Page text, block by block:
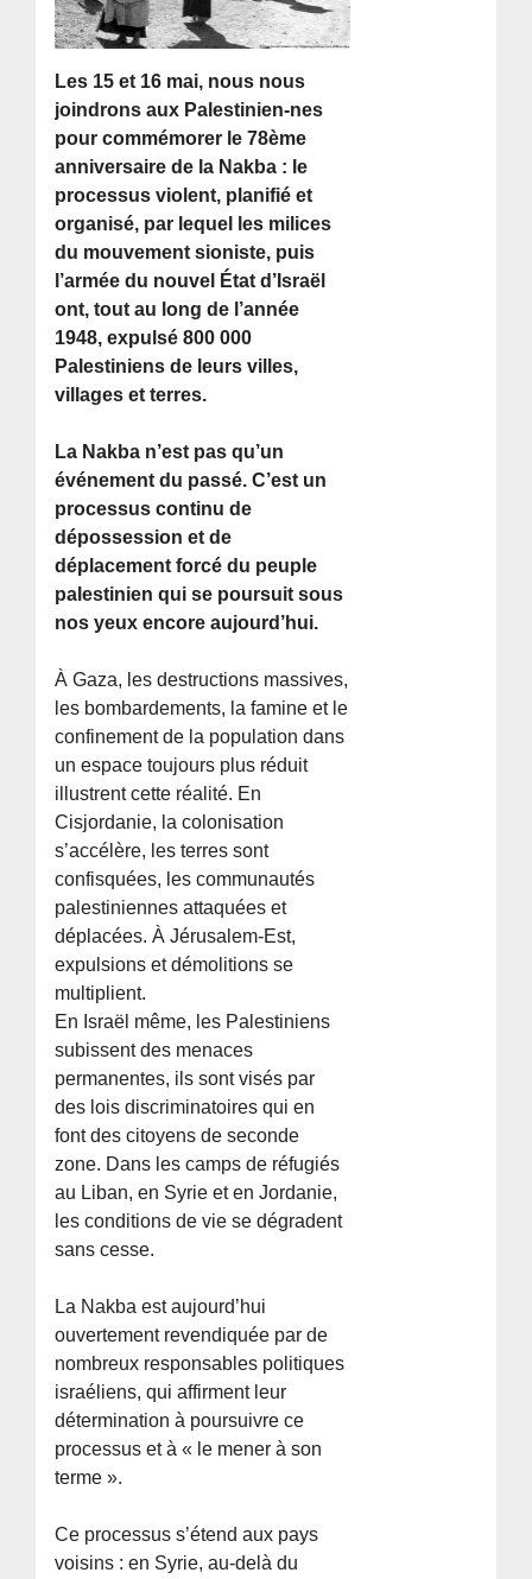
Les 15 et 16 mai, nous nous
joindrons aux Palestinien-nes
pour commémorer le 78ème
anniversaire de la Nakba : le
processus violent, planifié et
organisé, par lequel les milices
du mouvement sioniste, puis
l’armée du nouvel État d’Israël
ont, tout au long de l’année
1948, expulsé 800 000
Palestiniens de leurs villes,
villages et terres.
La Nakba n’est pas qu’un
événement du passé. C’est un
processus continu de
dépossession et de
déplacement forcé du peuple
palestinien qui se poursuit sous
nos yeux encore aujourd’hui.
À Gaza, les destructions massives,
les bombardements, la famine et le
confinement de la population dans
un espace toujours plus réduit
illustrent cette réalité. En
Cisjordanie, la colonisation
s’accélère, les terres sont
confisquées, les communautés
palestiniennes attaquées et
déplacées. À Jérusalem-Est,
expulsions et démolitions se
multiplient.
En Israël même, les Palestiniens
subissent des menaces
permanentes, ils sont visés par
des lois discriminatoires qui en
font des citoyens de seconde
zone. Dans les camps de réfugiés
au Liban, en Syrie et en Jordanie,
les conditions de vie se dégradent
sans cesse.
La Nakba est aujourd’hui
ouvertement revendiquée par de
nombreux responsables politiques
israéliens, qui affirment leur
détermination à poursuivre ce
processus et à « le mener à son
terme ».
Ce processus s’étend aux pays
voisins : en Syrie, au-delà du